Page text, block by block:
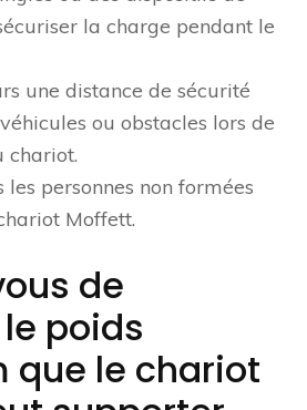
la charge pendant le
une distance de sécurité
ou obstacles lors de
chariot.
les personnes non formées
Moffett.
de
poids
que le chariot